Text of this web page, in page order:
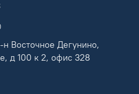
н Восточное Дегунино,
д 100 к 2, офис 328